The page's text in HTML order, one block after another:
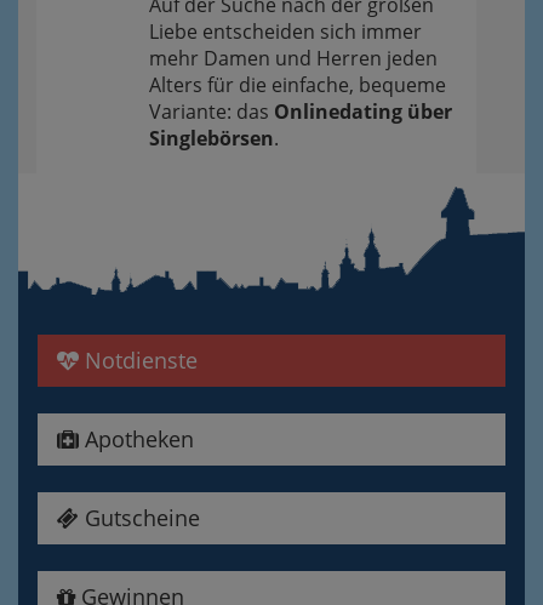
Liebe entscheiden sich immer
mehr Damen und Herren jeden
Alters für die einfache, bequeme
Variante: das Onlinedating über
Singlebörsen.
Notdienste
Apotheken
Gutscheine
Gewinnen